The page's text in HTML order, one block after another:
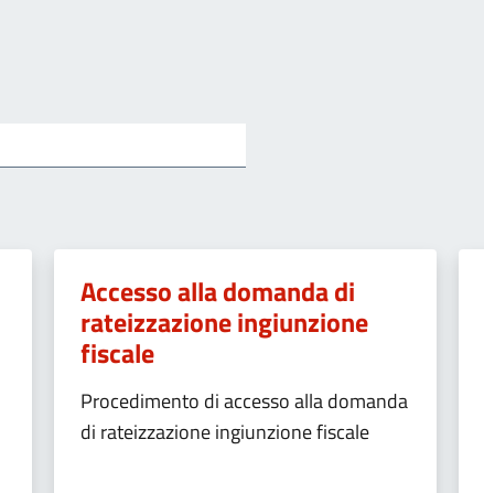
Accesso alla domanda di
rateizzazione ingiunzione
fiscale
Procedimento di accesso alla domanda
di rateizzazione ingiunzione fiscale